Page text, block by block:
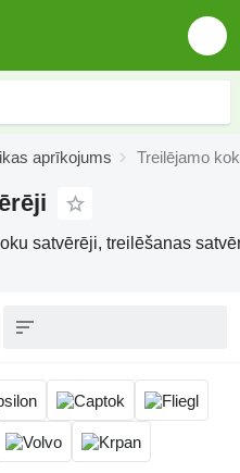
aprīkojums Treilējamo
satvērēji, treilēšanas